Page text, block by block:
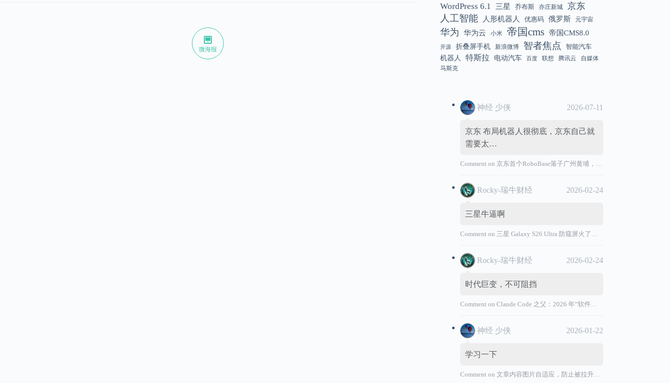
微海报
12:01
美国解除 Anthropic Fable / Mythos 模型
出口限制
WordPress 6.1 三星 乔布斯 亦庄新城 京东
人工智能 人形机器人 优惠码 俄罗斯 元宇宙
华为 华为云 小米 帝国cms 帝国CMS8.0
开源 折叠屏手机 新浪微博 智者焦点
智能汽车
机器人
特斯拉 电动汽车 百度 联想 腾讯云
自媒体
马斯克
神经 少侠 2026-07-11
京东 布局机器人很彻底，京东自己就
需要太…
Comment on京东首个RoboBase落子广州黄埔，加码机器人产业基础设施布局
Rocky-瑞牛财经 2026-02-24
三星牛逼啊
Comment on 三星 Galaxy S26 Ultra 防窥屏火了，全球核心战略伙伴名单大曝光
Rocky-瑞牛财经 2026-02-24
时代巨变，不可阻挡
Comment onClaude Code 之父：2026 年“软件工程师”退出历史舞台
神经 少侠 2026-01-22
学习一下
Comment on文章内容图片自适应，防止被拉升变形